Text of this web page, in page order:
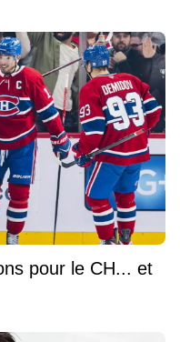
pour le CH... et